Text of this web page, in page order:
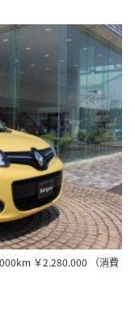
￥2.280.000 （消費